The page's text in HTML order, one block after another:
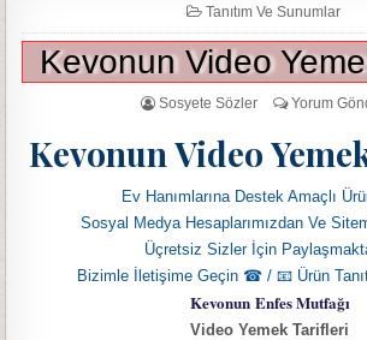
Tanıtım Ve Sunumlar
Kevonun Video
Sosyete Sözler Yorum
Kevonun Video
Ev Hanımlarına Destek Amaçlı
Sosyal Medya Hesaplarımızdan Ve
Üçretsiz Sizler İçin
Bizimle İletişime Geçin ☎ / 📧 Ürün
KevonunEnfes Mutfağı
Video Yemek Tarifleri